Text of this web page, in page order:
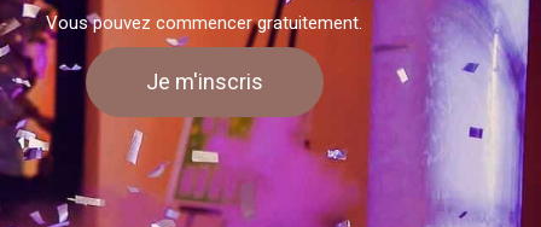
Vous pouvez commencer gratuitement.
Je m'inscris